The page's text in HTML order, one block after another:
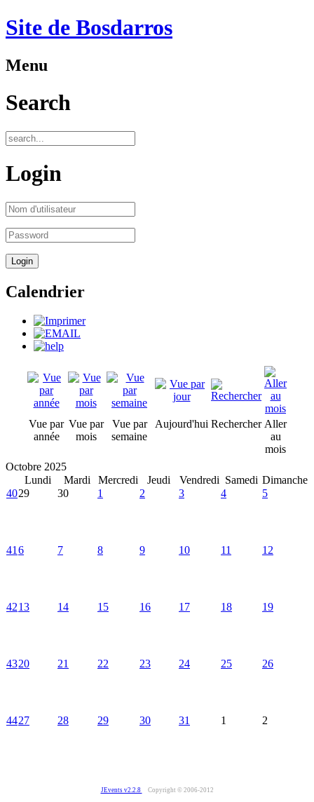
Site de Bosdarros
Menu
Search
Login
Calendrier
Vue par
année
Vue par
mois
Vue par
semaine
Aujourd'hui Rechercher Aller
au
mois
Octobre 2025
Lundi
Mardi Mercredi Jeudi Vendredi Samedi Dimanche
4029 30 1 2 3 4 5
416 7 8 9 10 11 12
4213 14 15 16 17 18 19
4320 21 22 23 24 25 26
4427 28 29 30 31 1 2
JEvents v2.2.8 Copyright © 2006-2012